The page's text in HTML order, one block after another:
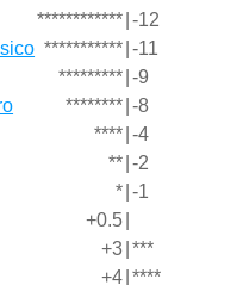
************ -12
*********** -11
********* -9
******** -8
**** -4
** -2
* -1
+0.5
+3 ***
+4 ****